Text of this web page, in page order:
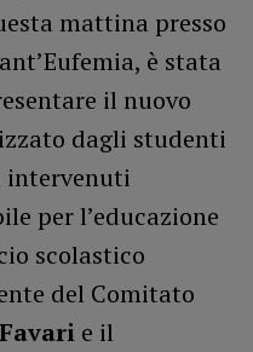
mattina presso
è stata
il nuovo
dagli studenti
intervenuti
per l’educazione
scolastico
del Comitato
e il